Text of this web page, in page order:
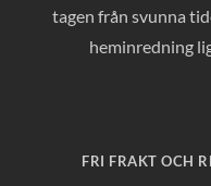
tagen från svunna
heminredning
FRI FRAKT OCH